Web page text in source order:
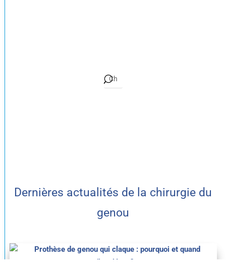
Dernières actualités de la chirurgie du
genou